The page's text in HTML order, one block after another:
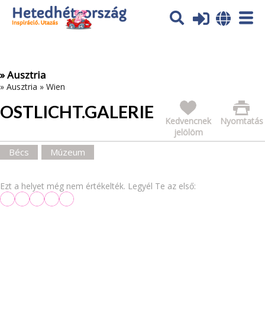
Az oldal sütiket (cookies) használ. További tájékoztatás itt:
Adatvédelmi tájékoztató
» Ausztria
» Ausztria » Wien
OSTLICHT.GALERIE Nyomtatás
Kedvencnek
jelölöm
Bécs Múzeum
Ezt a helyet még nem értékelték. Legyél Te az első: